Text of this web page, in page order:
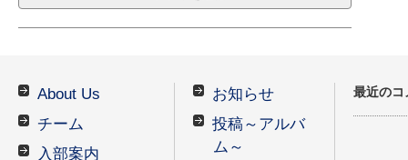
About Us
チーム
入部案内
お知らせ
投稿～アルバ
ム～
最近のコ